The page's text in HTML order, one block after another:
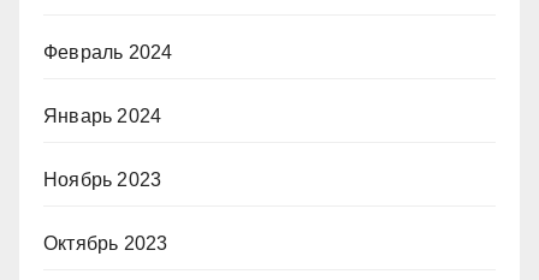
Февраль 2024
Январь 2024
Ноябрь 2023
Октябрь 2023